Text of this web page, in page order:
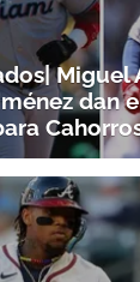
Miguel
dan